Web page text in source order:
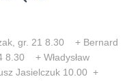
gr. 21 8.30 + Bernard
8.30 + Władysław
Jasielczuk 10.00 +